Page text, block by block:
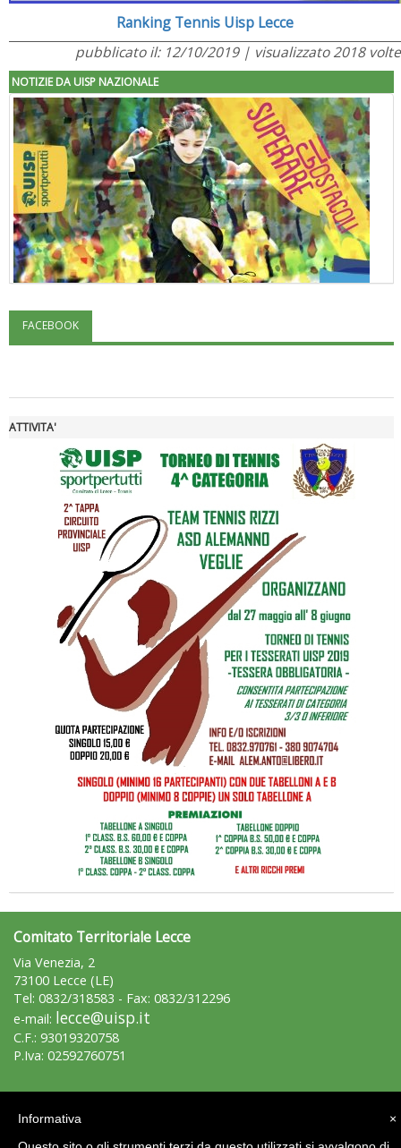
Ranking Tennis Uisp Lecce
pubblicato il: 12/10/2019 | visualizzato 2018 volte
NOTIZIE DA UISP NAZIONALE
"Superare gli ostacoli": la relazione di Tiziano Pesce al CN Uisp
Luglio 2026: "Pensando con i piedi, si possono fare le
Tiziano Pesce a Radio InBlu2000 traccia il bilancio della stagione
FACEBOOK
ATTIVITA'
Comitato Territoriale Lecce
Via Venezia, 2
73100 Lecce (LE)
Tel: 0832/318583 - Fax: 0832/312296
e-mail: lecce@uisp.it
C.F.: 93019320758
P.Iva: 02592760751
×
Informativa